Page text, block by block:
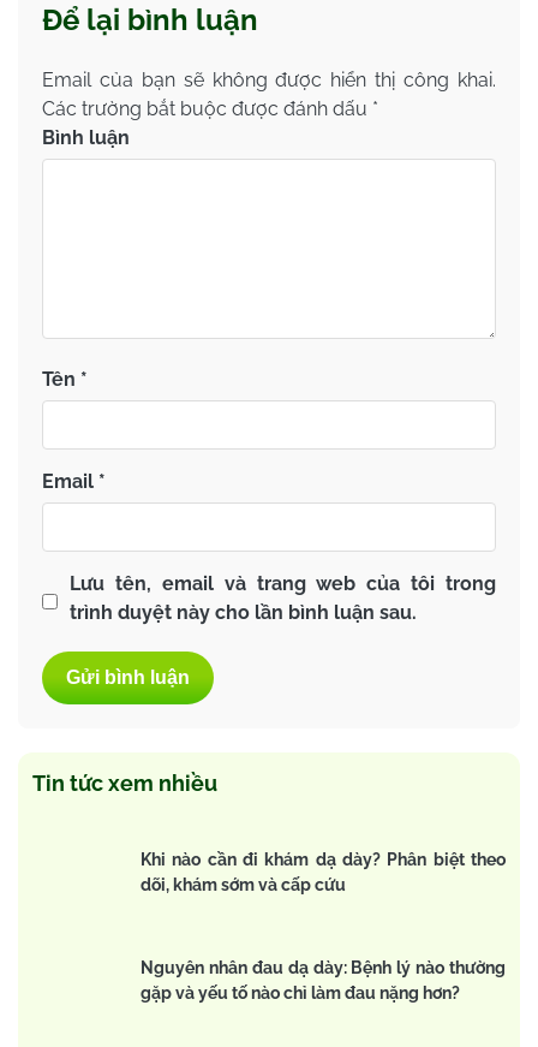
Để lại bình luận
Email của bạn sẽ không được hiển thị công khai.
Các trường bắt buộc được đánh dấu *
Bình luận
Tên *
Email *
Lưu tên, email và trang web của tôi trong
trình duyệt này cho lần bình luận sau.
Tin tức xem nhiều
Khi nào cần đi khám dạ dày? Phân biệt theo
dõi, khám sớm và cấp cứu
Nguyên nhân đau dạ dày: Bệnh lý nào thường
gặp và yếu tố nào chỉ làm đau nặng hơn?